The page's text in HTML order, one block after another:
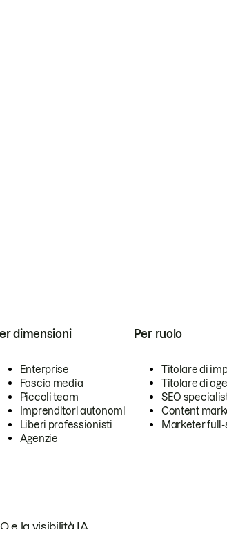
dimensioni
Enterprise
Fascia media
Piccoli team
Imprenditori autonomi
Liberi professionisti
Agenzie
Per ruolo
Titolare di
Titolare di
SEO
Content
Marketer
e la visibilità IA.